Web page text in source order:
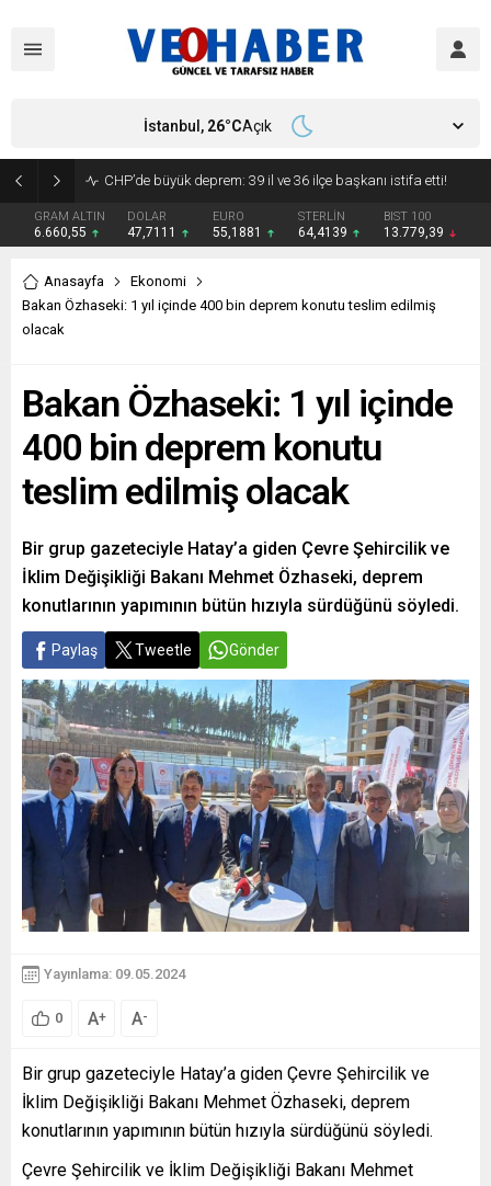
GRAM ALTIN
6.660,55
DOLAR
47,7111
EURO
55,1881
STERLİN
64,4139
BIST 100
13.779,39
İstanbul, 26°CAçık
Anasayfa
Ekonomi
Bakan Özhaseki: 1 yıl içinde 400 bin deprem konutu teslim edilmiş
olacak
Bakan Özhaseki: 1 yıl içinde
400 bin deprem konutu
teslim edilmiş olacak
Bir grup gazeteciyle Hatay’a giden Çevre Şehircilik ve
İklim Değişikliği Bakanı Mehmet Özhaseki, deprem
konutlarının yapımının bütün hızıyla sürdüğünü söyledi.
Paylaş Tweetle Gönder
Yayınlama: 09.05.2024
0 A+ A-
Bir grup gazeteciyle Hatay’a giden Çevre Şehircilik ve
İklim Değişikliği Bakanı Mehmet Özhaseki, deprem
konutlarının yapımının bütün hızıyla sürdüğünü söyledi.
Çevre Şehircilik ve İklim Değişikliği Bakanı Mehmet